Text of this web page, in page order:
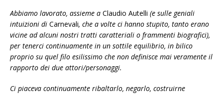
Abbiamo lavorato, assieme a Claudio Autelli (e sulle geniali
intuizioni di Carnevali, che a volte ci hanno stupito, tanto erano
vicine ad alcuni nostri tratti caratteriali o frammenti biografici),
per tenerci continuamente in un sottile equilibrio, in bilico
proprio su quel filo esilissimo che non definisce mai veramente il
rapporto dei due attori/personaggi.
Ci piaceva continuamente ribaltarlo, negarlo, costruirne